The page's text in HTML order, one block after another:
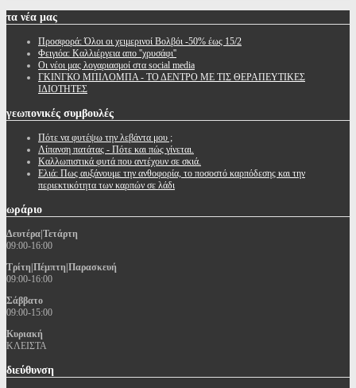
τα νέα μας
Προσφορά: Όλοι οι χειμερινοί Βολβόι -50% έως 15/2
Φειγιόα: Καλλιέργεια απο ''χρυσάφι''
Oι νέοι μας λογαριασμοί στα social media
ΓΚΙΝΓΚΟ ΜΠΙΛΟΜΠΑ - ΤΟ ΔΕΝΤΡΟ ΜΕ ΤΙΣ ΘΕΡΑΠΕΥΤΙΚΕΣ
ΙΔΙΟΤΗΤΕΣ
γεωπονικές συμβουλές
Πότε να φυτέψω την λεβάντα μου ;
Λίπανση πατάτας - Πότε και πώς γίνεται.
Καλλωπιστικά φυτά που αντέχουν σε σκιά.
Ελιά: Πως αυξάνουμε την ανθοφορία, το ποσοστό καρπόδεσης και την
περιεκτικότητα των καρπών σε λάδι
ωράριο
Δευτέρα|Τετάρτη
09:00-16:00
Τρίτη|Πέμπτη|Παρασκευή
09:00-16:00
Σάββατο
09:00-15:00
Κυριακή
ΚΛΕΙΣΤΑ
διεύθυνση